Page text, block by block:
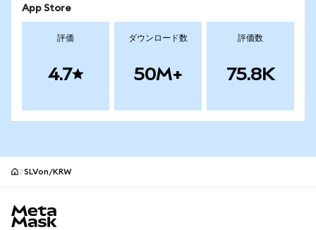
App Store
評価
4.7
ダウンロード数
50M+
評価数
75.8K
SLVon/KRW